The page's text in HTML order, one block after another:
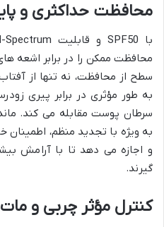
محافظت حداکثری و
سطح از محافظت، نه تنها از
به طور مؤثری در برابر پیری
سرطان پوست مقابله می کند.
به ویژه با تجدید منظم، اطمینان
و اجازه می دهد تا با آرامش
گیرند.
کنترل مؤثر چربی و